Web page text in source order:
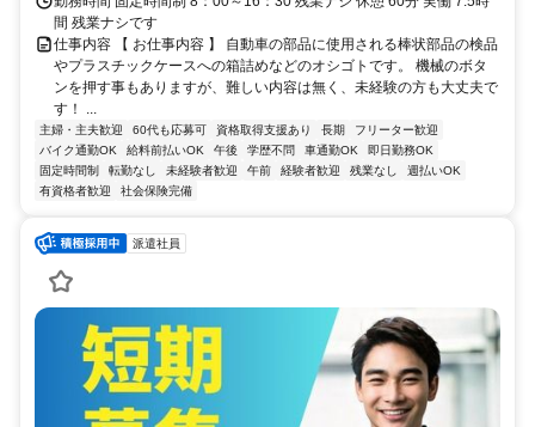
からの通勤も〇
間 残業ナシです
仕事内容 【 お仕事内容 】 自動車の部品に使用される棒状部品の検品
やプラスチックケースへの箱詰めなどのオシゴトです。 機械のボタ
ンを押す事もありますが、難しい内容は無く、未経験の方も大丈夫で
す！ ...
主婦・主夫歓迎 60代も応募可 資格取得支援あり 長期
フリーター歓迎
バイク通勤OK
給料前払いOK 午後 学歴不問 車通勤OK
即日勤務OK
固定時間制
転勤なし 未経験者歓迎 午前 経験者歓迎 残業なし
週払いOK
有資格者歓迎
社会保険完備
派遣社員